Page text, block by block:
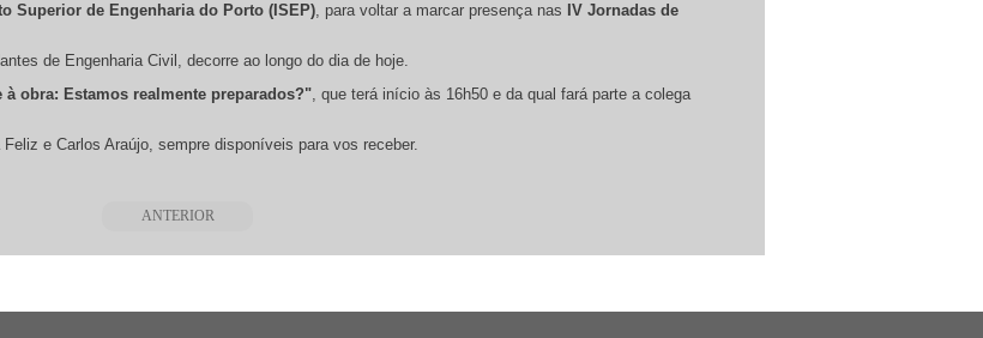
Superior de Engenharia do Porto (ISEP) , para voltar a marcar presença nas
IV Jornadas de
de Engenharia Civil, decorre ao longo do dia de hoje.
à obra: Estamos realmente preparados?" , que terá início às 16h50 e da qual fará parte a colega
e Carlos Araújo, sempre disponíveis para vos receber.
ANTERIOR